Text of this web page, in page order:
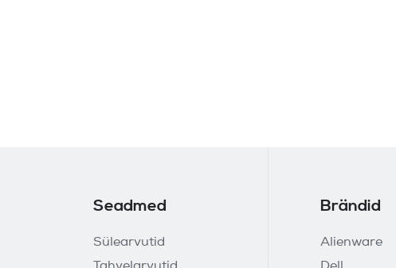
Seadmed
Sülearvutid
Brändid
Alienware